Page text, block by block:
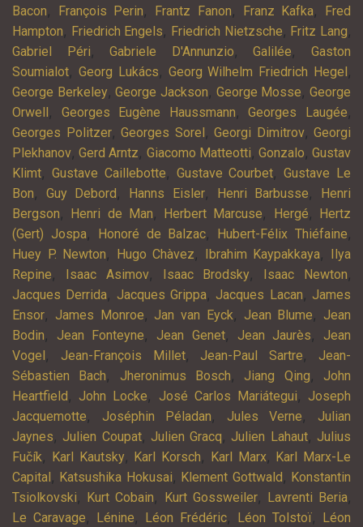
Bacon, François Perin, Frantz Fanon, Franz Kafka,
Fred
Hampton, Friedrich Engels, Friedrich Nietzsche, Fritz Lang,
Gabriel Péri,Gabriele D'Annunzio,Galilée,Gaston
Soumialot, Georg Lukács, Georg Wilhelm Friedrich Hegel ,
George Berkeley,George Jackson, George Mosse,George
Orwell , Georges Eugène Haussmann,Georges Laugée,
Georges Politzer, Georges Sorel , Georgi Dimitrov, Georgi
Plekhanov,Gerd Arntz, Giacomo Matteotti, Gonzalo,Gustav
Klimt, Gustave Caillebotte, Gustave Courbet,Gustave Le
Bon, Guy Debord , Hanns Eisler, Henri Barbusse,
Henri
Bergson, Henri de Man, Herbert Marcuse, Hergé,
Hertz
(Gert) Jospa, Honoré de Balzac, Hubert-Félix Thiéfaine,
Huey P. Newton, Hugo Chàvez, Ibrahim Kaypakkaya,
Ilya
Repine, Isaac Asimov, Isaac Brodsky, Isaac Newton,
Jacques Derrida, Jacques Grippa, Jacques Lacan, James
Ensor, James Monroe, Jan van Eyck, Jean Blume, Jean
Bodin, Jean Fonteyne, Jean Genet, Jean Jaurès, Jean
Vogel , Jean-François Millet, Jean-Paul Sartre, Jean-
Sébastien Bach, Jheronimus Bosch, Jiang Qing, John
Heartfield , John Locke, José Carlos Mariátegui, Joseph
Jacquemotte, Joséphin Péladan, Jules Verne, Julian
Jaynes, Julien Coupat, Julien Gracq, Julien Lahaut, Julius
Fučík, Karl Kautsky, Karl Korsch, Karl Marx, Karl Marx-Le
Capital , Katsushika Hokusai, Klement Gottwald , Konstantin
Tsiolkovski, Kurt Cobain, Kurt Gossweiler, Lavrenti Beria,
Le Caravage, Lénine, Léon Frédéric, Léon Tolstoï,
Léon